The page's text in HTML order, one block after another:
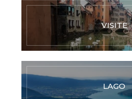
VISITE
LAGO